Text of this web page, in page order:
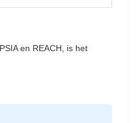
en REACH, is het